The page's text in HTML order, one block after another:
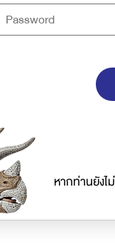
หากท่านยังไ